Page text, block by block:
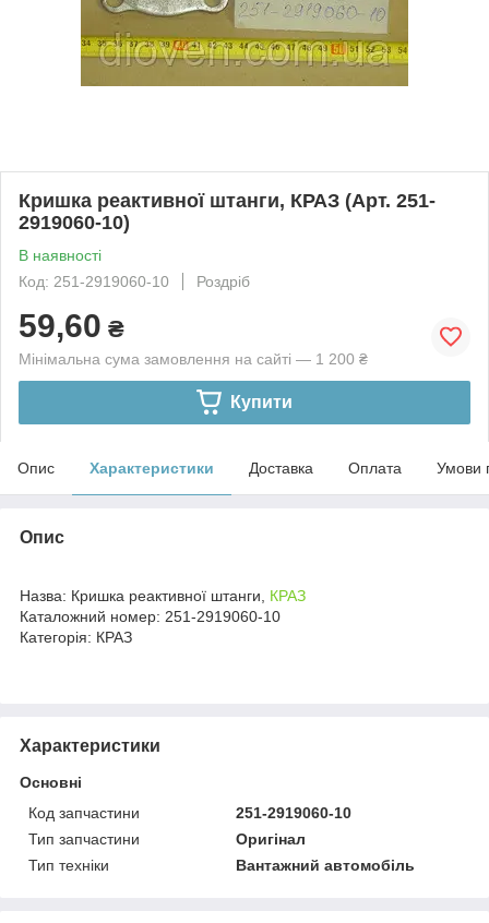
Кришка реактивної штанги, КРАЗ (Арт. 251-
2919060-10)
В наявності
Код: 251-2919060-10
Роздріб
59,60 ₴
Мінімальна сума замовлення на сайті — 1 200 ₴
Купити
Опис Характеристики Доставка Оплата Умови
Опис
Назва: Кришка реактивної штанги, КРАЗ
Каталожний номер: 251-2919060-10
Категорія: КРАЗ
Характеристики
Основні
Код запчастини
251-2919060-10
Тип запчастини
Оригінал
Тип техніки
Вантажний автомобіль